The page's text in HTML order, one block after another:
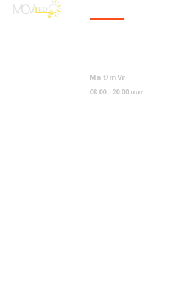
Ma t/m Vr
08:00 - 20:00 uur